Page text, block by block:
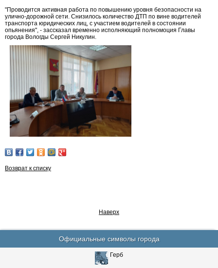
"Проводится активная работа по повышению уровня безопасности на
улично-дорожной сети. Снизилось количество ДТП по вине водителей
транспорта юридических лиц, с участием водителей в состоянии
опьянения", - зассказал временно исполняющий полномоция Главы
города Вологды Сергей Никулин.
Возврат к списку
Наверх
Официальные символы города
Герб